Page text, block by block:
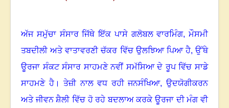
ਅੱਜ ਸਮੁੱਚਾ ਸੰਸਾਰ ਜਿੱਥੇ ਇੱਕ ਪਾਸੇ ਗਲੋਬਲ ਵਾਰਮਿੰਗ, ਮੌਸਮੀ
ਤਬਦੀਲੀ ਅਤੇ ਵਾਤਾਵਰਣੀ ਚੱਕਰ ਵਿੱਚ ਉਲਝਿਆ ਪਿਆ ਹੈ, ਉੱਥੇ
ਊਰਜਾ ਸੰਕਟ ਸੰਸਾਰ ਸਾਹਮਣੇ ਨਵੀਂ ਸਮੱਸਿਆ ਦੇ ਰੂਪ ਵਿੱਚ ਸਾਡੇ
ਸਾਹਮਣੇ ਹੈ। ਤੇਜ਼ੀ ਨਾਲ ਵਧ ਰਹੀ ਜਨਸੰਖਿਆ,ਉਦਯੋਗੀਕਰਨ
ਅਤੇ ਜੀਵਨ ਸ਼ੈਲੀ ਵਿੱਚ ਹੋ ਰਹੇ ਬਦਲਾਅ ਕਰਕੇ ਊਰਜਾ ਦੀ ਮੰਗ ਵੀ